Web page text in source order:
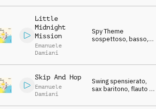
e giocoso.
Little
Midnight
Mission
Emanuele
Damiani
Spy Theme
sospettoso, basso,
Skip And Hop
Emanuele
Damiani
Swing spensierato,
sax baritono, flauto e
e allegro.